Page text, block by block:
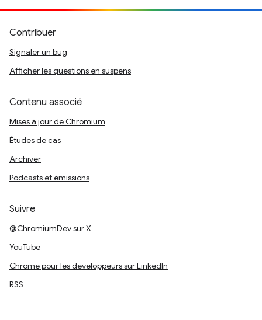
Contribuer
Signaler un bug
Afficher les questions en suspens
Contenu associé
Mises à jour de Chromium
Études de cas
Archiver
Podcasts et émissions
Suivre
@ChromiumDev sur X
YouTube
Chrome pour les développeurs sur LinkedIn
RSS